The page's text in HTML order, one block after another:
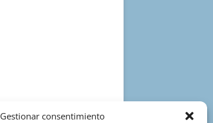
Gestionar consentimiento